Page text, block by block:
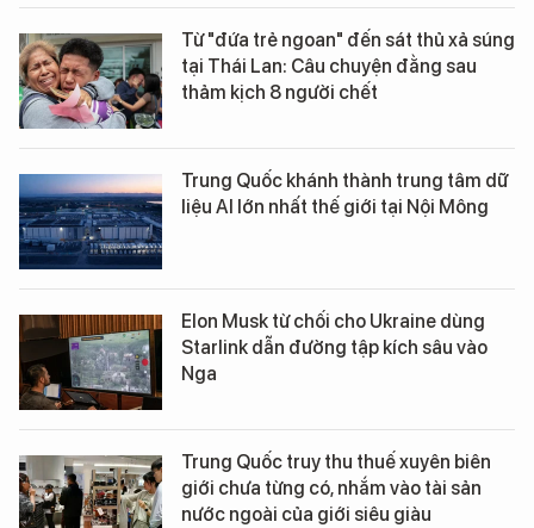
Từ "đứa trẻ ngoan" đến sát thủ xả súng
tại Thái Lan: Câu chuyện đằng sau
thảm kịch 8 người chết
Trung Quốc khánh thành trung tâm dữ
liệu AI lớn nhất thế giới tại Nội Mông
Elon Musk từ chối cho Ukraine dùng
Starlink dẫn đường tập kích sâu vào
Nga
Trung Quốc truy thu thuế xuyên biên
giới chưa từng có, nhắm vào tài sản
nước ngoài của giới siêu giàu